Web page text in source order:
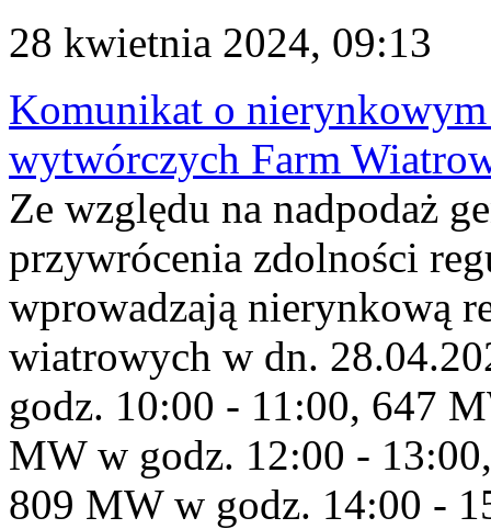
28 kwietnia 2024, 09:13
Komunikat o
wytwórczych Farm
Ze względu na nadpodaż
przywrócenia zdolności
wprowadzają nierynkową
wiatrowych w dn.
godz. 10:00 - 11:00, 647
MW w godz. 12:00 -
809 MW w godz. 14:00 -